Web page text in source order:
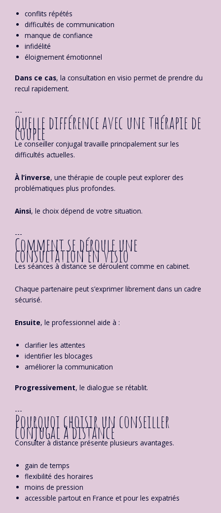
conflits répétés
difficultés de communication
manque de confiance
infidélité
éloignement émotionnel
Dans ce cas, la consultation en visio permet de prendre du
recul rapidement.
---
Quelle différence avec une thérapie de
couple
Le conseiller conjugal travaille principalement sur les
difficultés actuelles.
À l’inverse, une thérapie de couple peut explorer des
problématiques plus profondes.
Ainsi, le choix dépend de votre situation.
---
Comment se déroule une
consultation en visio
Les séances à distance se déroulent comme en cabinet.
Chaque partenaire peut s’exprimer librement dans un cadre
sécurisé.
Ensuite, le professionnel aide à :
clarifier les attentes
identifier les blocages
améliorer la communication
Progressivement, le dialogue se rétablit.
---
Pourquoi choisir un conseiller
conjugal à distance
Consulter à distance présente plusieurs avantages.
gain de temps
flexibilité des horaires
moins de pression
accessible partout en France et pour les expatriés